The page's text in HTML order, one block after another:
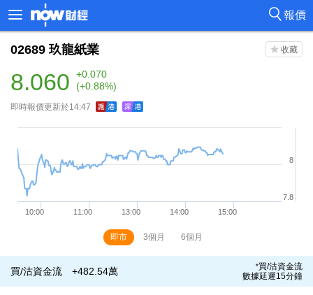
報價
02689 玖龍紙業
8.060
+0.070
(+0.88%)
即時報價更新於14:47
即市 3個月 6個月
買/沽資金流 +482.54萬 *買/沽資金流
數據延遲15分鐘